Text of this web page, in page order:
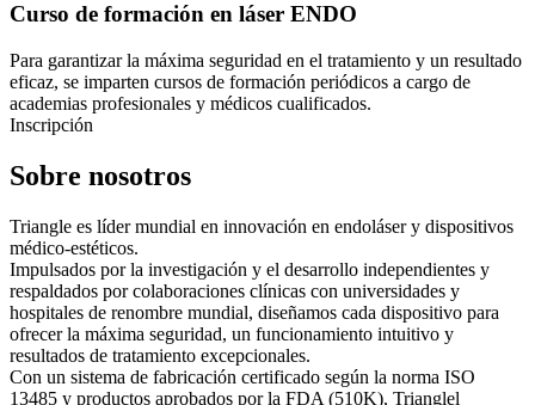
Curso de formación en láser ENDO
Para garantizar la máxima seguridad en el tratamiento y un resultado
eficaz, se imparten cursos de formación periódicos a cargo de
academias profesionales y médicos cualificados.
Inscripción
Sobre nosotros
Triangle es líder mundial en innovación en endoláser y dispositivos
médico-estéticos.
Impulsados ​​por la investigación y el desarrollo independientes y
respaldados por colaboraciones clínicas con universidades y
hospitales de renombre mundial, diseñamos cada dispositivo para
ofrecer la máxima seguridad, un funcionamiento intuitivo y
resultados de tratamiento excepcionales.
Con un sistema de fabricación certificado según la norma ISO
13485 y productos aprobados por la FDA (510K), Trianglel